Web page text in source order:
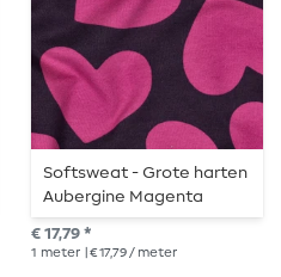
Softsweat - Grote harten
Aubergine Magenta
Geruwd
€ 17,79 *
1 meter | € 17,79 / meter